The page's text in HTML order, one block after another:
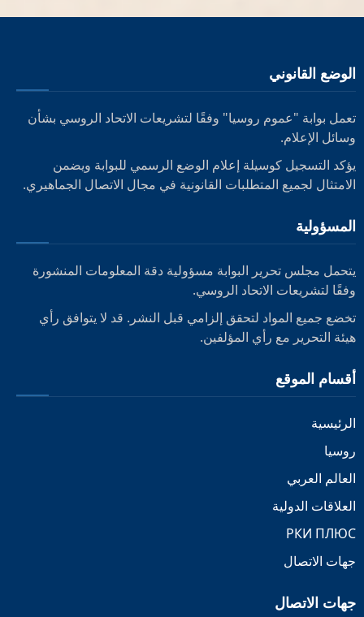
الوضع القانوني
تعمل بوابة "عموم روسيا" وفقًا لتشريعات الاتحاد الروسي بشأن
وسائل الإعلام.
يؤكد التسجيل كوسيلة إعلام الوضع الرسمي للبوابة ويضمن
الامتثال لجميع المتطلبات القانونية في مجال الاتصال الجماهيري.
المسؤولية
يتحمل مجلس تحرير البوابة مسؤولية دقة المعلومات المنشورة
وفقًا لتشريعات الاتحاد الروسي.
تخضع جميع المواد لتحقق إلزامي قبل النشر. قد لا يتوافق رأي
هيئة التحرير مع رأي المؤلفين.
أقسام الموقع
الرئيسية
روسيا
العالم العربي
العلاقات الدولية
РКИ ПЛЮС
جهات الاتصال
جهات الاتصال